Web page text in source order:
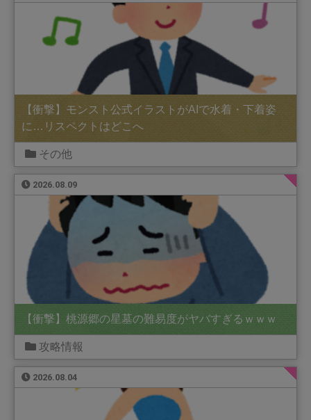
【衝撃】モンスト公式イラストがAIで水着・下着姿
に…リスペクトはどこへ
その他
2026.08.09
【衝撃】桃源郷の星墓の難易度がヤバすぎるｗｗｗ
攻略情報
2026.08.04